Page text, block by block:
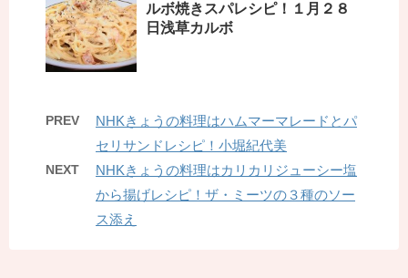
ルボ焼きスパレシピ！１月２８
日浅草カルボ
PREV
NHKきょうの料理はハムマーマレードとパ
セリサンドレシピ！小堀紀代美
NEXT
NHKきょうの料理はカリカリジューシー塩
から揚げレシピ！ザ・ミーツの３種のソー
ス添え